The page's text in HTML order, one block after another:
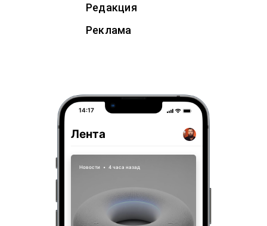
Редакция
Реклама
14:17
Лента
Новости • 4 часа назад